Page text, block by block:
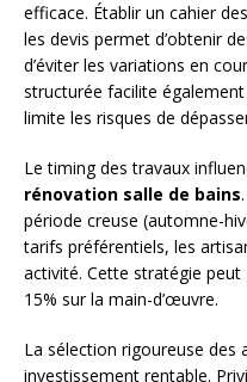
efficace. Établir un cahier
les devis permet d’obtenir
d’éviter les variations en
structurée facilite
limite les risques de
Le timing des travaux
rénovation salle de bains
période creuse (automne-
tarifs préférentiels, les
activité. Cette stratégie
15% sur la main-d’œuvre.
La sélection rigoureuse des
investissement rentable.